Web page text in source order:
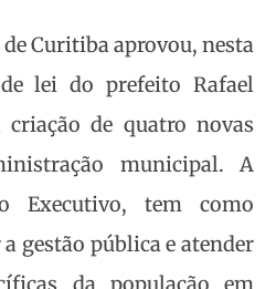
Curitiba aprovou, nesta
lei do prefeito Rafael
criação de quatro novas
municipal. A
Executivo, tem como
gestão pública e atender